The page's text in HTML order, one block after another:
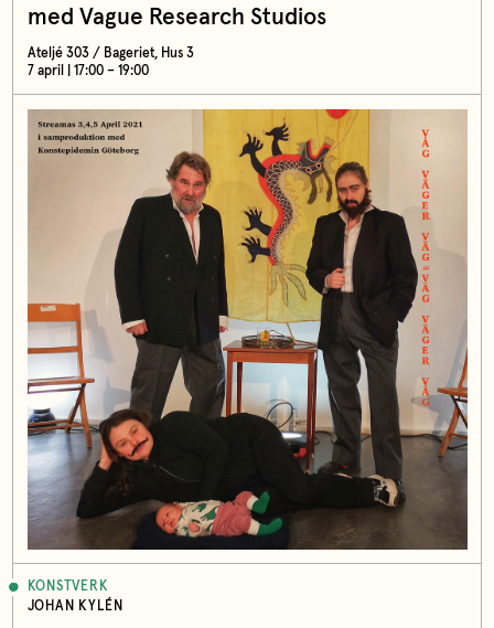
med Vague Research Studios
Ateljé 303 / Bageriet, Hus 3
7 april | 17:00 – 19:00
KONSTVERK
JOHAN KYLÉN